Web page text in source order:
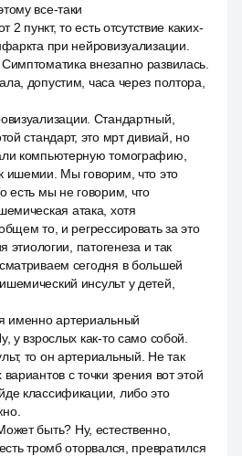
все-таки
2 пункт, то есть отсутствие каких-
при нейровизуализации.
внезапно развилась.
допустим, часа через полтора,
Стандартный,
стандарт, это мрт дивиай, но
компьютерную томографию,
ишемии. Мы говорим, что это
есть мы не говорим, что
атака, хотя
то, и регрессировать за это
этиологии, патогенеза и так
сегодня в большей
инсульт у детей,
именно артериальный
у взрослых как-то само собой.
то он артериальный. Не так
с точки зрения вот этой
классификации, либо это
быть? Ну, естественно,
тромб оторвался, превратился